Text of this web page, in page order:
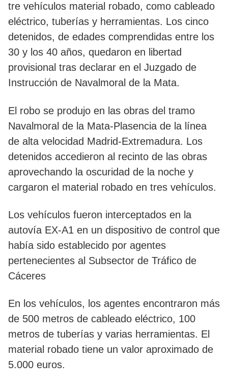
tre vehículos material robado, como cableado
eléctrico, tuberías y herramientas. Los cinco
detenidos, de edades comprendidas entre los
30 y los 40 años, quedaron en libertad
provisional tras declarar en el Juzgado de
Instrucción de Navalmoral de la Mata.
El robo se produjo en las obras del tramo
Navalmoral de la Mata-Plasencia de la línea
de alta velocidad Madrid-Extremadura. Los
detenidos accedieron al recinto de las obras
aprovechando la oscuridad de la noche y
cargaron el material robado en tres vehículos.
Los vehículos fueron interceptados en la
autovía EX-A1 en un dispositivo de control que
había sido establecido por agentes
pertenecientes al Subsector de Tráfico de
Cáceres
En los vehículos, los agentes encontraron más
de 500 metros de cableado eléctrico, 100
metros de tuberías y varias herramientas. El
material robado tiene un valor aproximado de
5.000 euros.